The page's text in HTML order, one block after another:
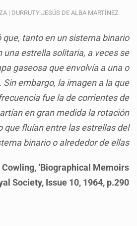
| DURRUTY JESÚS DE ALBA MARTÍNEZ
que, tanto en un sistema binario
una estrella solitaria, a veces se
gaseosa que envolvía a una o
embargo, la imagen a la que
fue la de corrientes de
en gran medida la rotación
que fluían entre las estrellas del
binario o alrededor de ellas
‘Biographical Memoirs
Society, Issue 10, 1964, p.290